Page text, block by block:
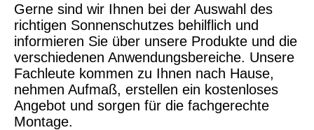
Gerne sind wir Ihnen bei der Auswahl des
richtigen Sonnenschutzes behilflich und
informieren Sie über unsere Produkte und die
verschiedenen Anwendungsbereiche. Unsere
Fachleute kommen zu Ihnen nach Hause,
nehmen Aufmaß, erstellen ein kostenloses
Angebot und sorgen für die fachgerechte
Montage.